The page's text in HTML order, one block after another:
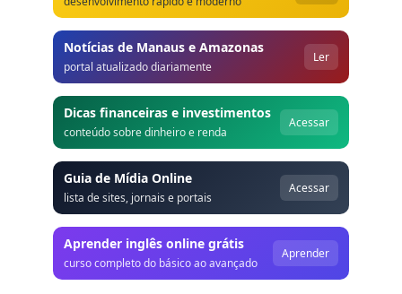
Notícias de Manaus e Amazonas
portal atualizado diariamente
Ler
Dicas financeiras e investimentos
conteúdo sobre dinheiro e renda
Acessar
Guia de Mídia Online
lista de sites, jornais e portais
Acessar
Aprender inglês online grátis
curso completo do básico ao avançado
Aprender